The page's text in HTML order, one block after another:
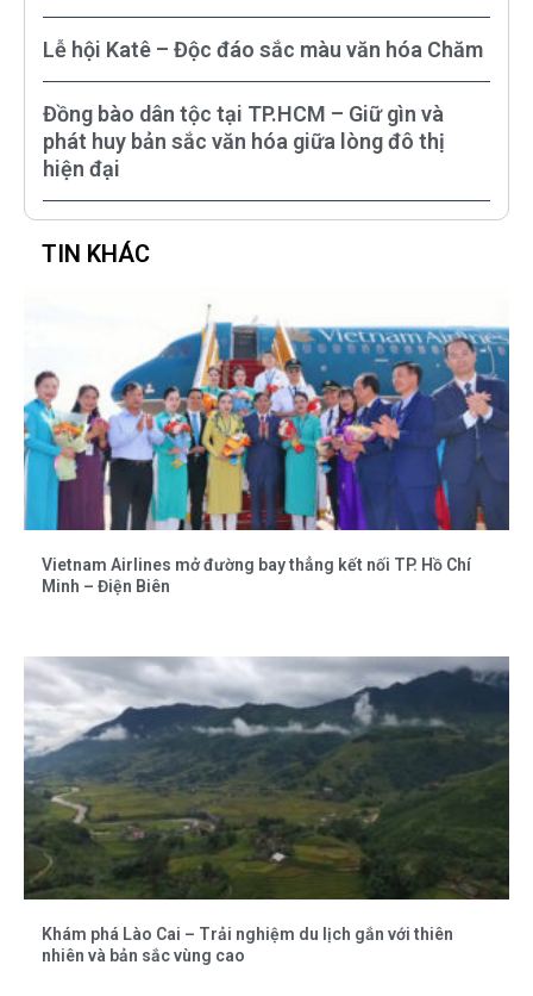
Lễ hội Katê – Độc đáo sắc màu văn hóa Chăm
Đồng bào dân tộc tại TP.HCM – Giữ gìn và
phát huy bản sắc văn hóa giữa lòng đô thị
hiện đại
TIN KHÁC
Vietnam Airlines mở đường bay thẳng kết nối TP. Hồ Chí
Minh – Điện Biên
Khám phá Lào Cai – Trải nghiệm du lịch gắn với thiên
nhiên và bản sắc vùng cao